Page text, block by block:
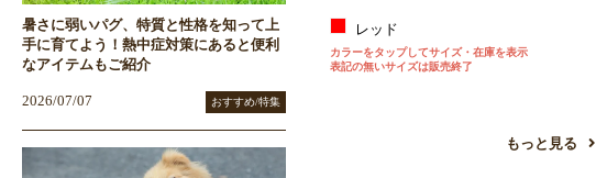
レッド
カラーをタップしてサイズ・在庫を表示
表記の無いサイズは販売終了
もっと見る
暑さに弱いパグ、特質と性格を知って上
手に育てよう！熱中症対策にあると便利
なアイテムもご紹介
2026/07/07 おすすめ/特集